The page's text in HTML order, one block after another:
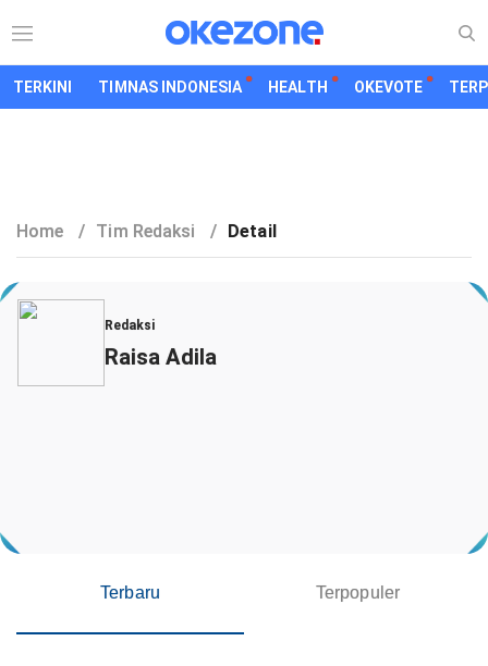
TERKINI TIMNAS INDONESIA HEALTH OKEVOTE
Home / Tim Redaksi / Detail
Redaksi
Raisa Adila
Terbaru Terpopuler